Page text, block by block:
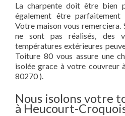
La charpente doit être bien
également être
Votre maison vous remerciera.
ne sont pas réalisés, des
températures extérieures
Toiture 80 vous assure une
isolée grace à votre couvreur
80270 ).
Nous isolons votre
à Heucourt-